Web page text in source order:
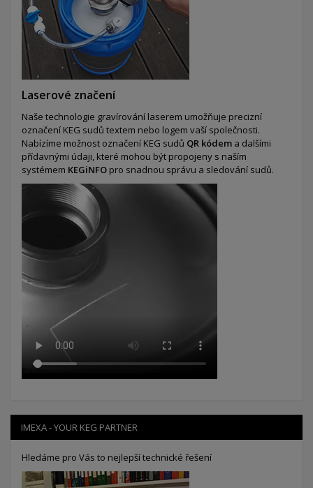
Laserové značení
Naše technologie gravírování laserem umožňuje precizní
označení KEG sudů textem nebo logem vaší společnosti.
Nabízíme možnost označení KEG sudů QR kódem a dalšími
přídavnými údaji, které mohou být propojeny s naším
systémem KEGiNFO pro snadnou správu a sledování sudů.
IMEXA - YOUR KEG PARTNER
Hledáme pro Vás to nejlepší technické řešení